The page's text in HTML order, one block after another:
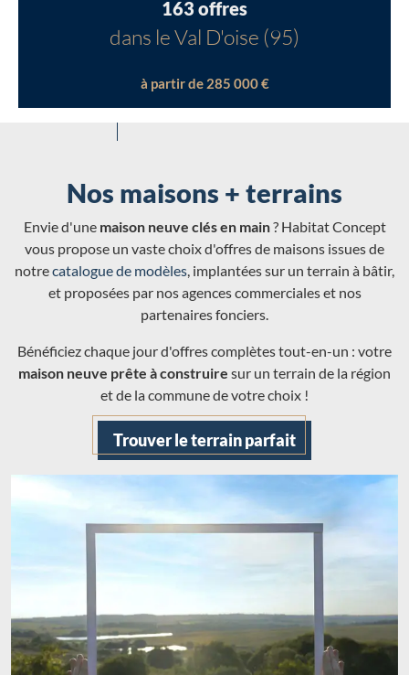
163 offres
dans le Val D'oise (95)
à partir de 285 000 €
Nos maisons + terrains
Envie d'une maison neuve clés en main? Habitat Concept
vous propose un vaste choix d'offres de maisons issues de
notrecatalogue de modèles, implantées sur un terrain à bâtir,
et proposées par nos agences commerciales et nos
partenaires fonciers.
Bénéficiez chaque jour d'offres complètes tout-en-un : votre
maison neuve prête à construire sur un terrain de la région
et de la commune de votre choix !
Trouver le terrain parfait